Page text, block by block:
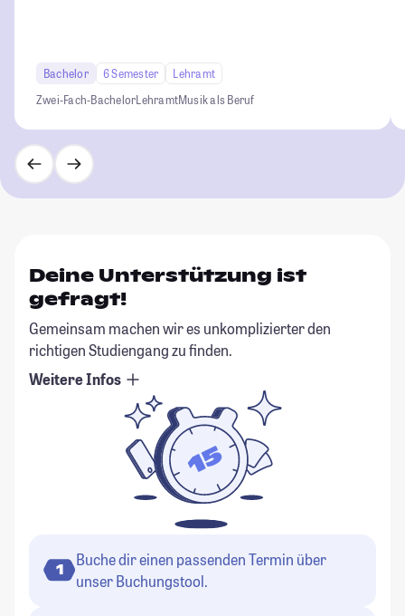
Bachelor 6 Semester
Lehramt
Zwei-Fach-BachelorLehramtMusik als Beruf
Deine Unterstützung ist
gefragt!
Gemeinsam machen wir es unkomplizierter den
richtigen Studiengang zu finden.
Weitere Infos
1
Buche dir einen passenden Termin über
unser Buchungstool.